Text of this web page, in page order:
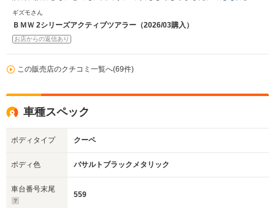
ギズモさん
ＢＭＷ 2シリーズアクティブツアラー（2026/03購入）
お店からの返信あり
この販売店のクチコミ一覧へ(69件)
車種スペック
ボディタイプ クーペ
ボディ色 バサルトブラックメタリック
車台番号末尾
559